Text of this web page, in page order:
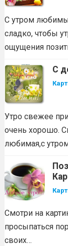
С утром
сладко, чтобы
ощущения
С
Утро свежее
очень хорошо.
любимая,с
Смотри на
просыпаться
своих…